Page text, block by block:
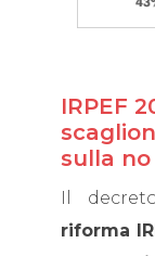
IRPEF
sulla
Il
riforma